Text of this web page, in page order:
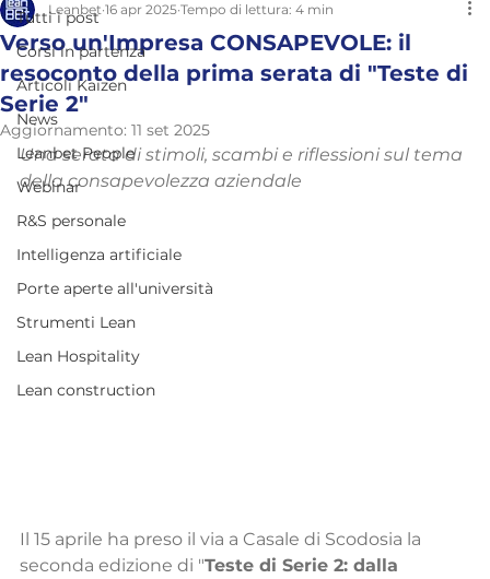
Tutti i post
Corsi in partenza
Articoli Kaizen
News
Leanbet People
Webinar
R&S personale
Intelligenza artificiale
Porte aperte all'università
Strumenti Lean
Lean Hospitality
Lean construction
Verso un'Impresa CONSAPEVOLE: il
resoconto della prima serata di "Teste di
Serie 2"
Leanbet 16 apr 2025 Tempo di lettura: 4 min
Aggiornamento: 11 set 2025
Una serata di stimoli, scambi e riflessioni sul tema
della consapevolezza aziendale
Il 15 aprile ha preso il via a Casale di Scodosia la
seconda edizione di "Teste di Serie 2: dalla